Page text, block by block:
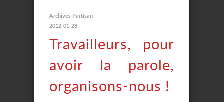
Archives Partisan
2012-01-28
Travailleurs, pour
avoir la parole,
organisons-nous !